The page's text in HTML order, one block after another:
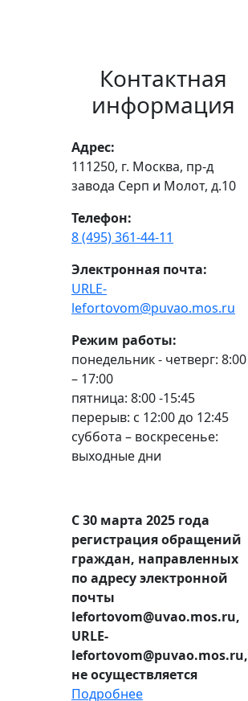
Контактная
информация
Адрес:
111250, г. Москва, пр-д
завода Серп и Молот, д.10
Телефон:
8 (495) 361-44-11
Электронная почта:
URLE-
lefortovom@puvao.mos.ru
Режим работы:
понедельник - четверг: 8:00
– 17:00
пятница: 8:00 -15:45
перерыв: с 12:00 до 12:45
суббота – воскресенье:
выходные дни
С 30 марта 2025 года
регистрация обращений
граждан, направленных
по адресу электронной
почты
lefortovom@uvao.mos.ru,
URLE-
lefortovom@puvao.mos.ru,
не осуществляется
Подробнее